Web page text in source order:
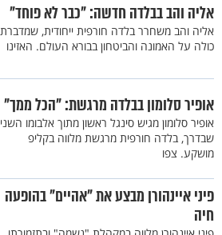
אליה והב בבלדה חדשה: "כבר לא פוחד"
אליה והב משחרר בלדה חורפית ייחודית, שמדברת
כולה על האמונה והביטחון בבורא העולם. האזינו
אופיר סלומון בבלדה מרגשת: "הכל ממך"
אופיר סלומון מגיש סינגל ראשון מתוך אלבומו השני
שבדרך, בלדה חורפית מרגשת מלווה בקליפ
מושקע. צפו
פיני איינהורן מבצע את "אהיים" בהופעה
חיה